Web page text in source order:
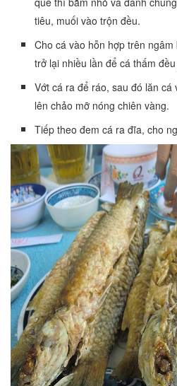
tiêu, muối vào trộn đều.
Cho cá vào hỗn hợp trên
trở lại nhiều lần để cá thấm
Vớt cá ra để ráo, sau đó lăn
lên chảo mỡ nóng chiên vàng.
Tiếp theo đem cá ra đĩa, cho